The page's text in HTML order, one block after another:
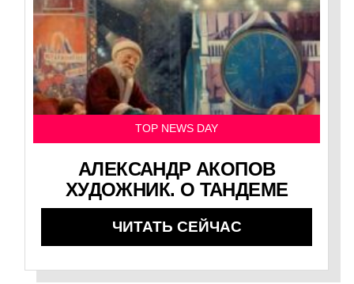
TOP NEWS DAY
АЛЕКСАНДР АКОПОВ
ХУДОЖНИК. О ТАНДЕМЕ
ЧИТАТЬ СЕЙЧАС